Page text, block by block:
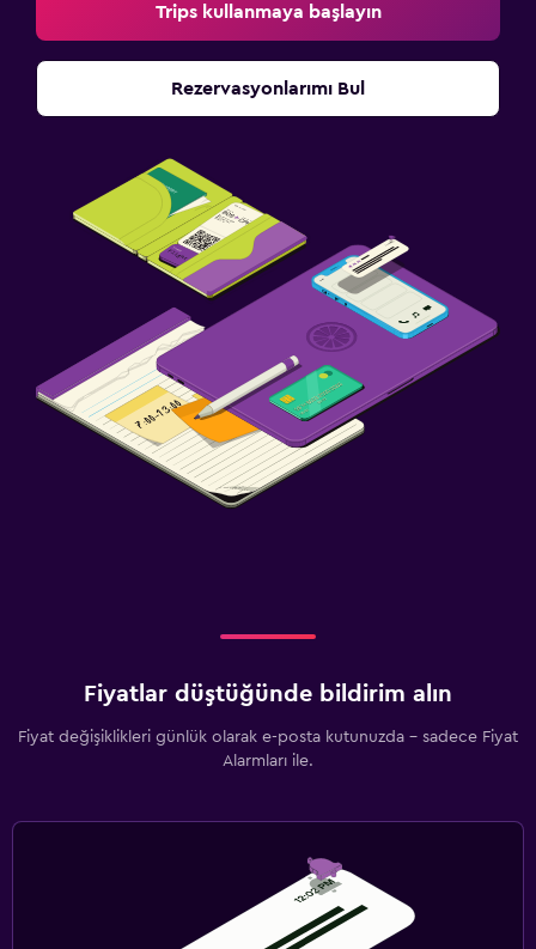
Trips kullanmaya başlayın
Rezervasyonlarımı Bul
Fiyatlar düştüğünde bildirim alın
Fiyat değişiklikleri günlük olarak e-posta kutunuzda - sadece Fiyat
Alarmları ile.